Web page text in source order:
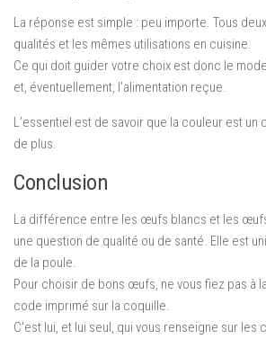
La réponse est simple : peu importe. Tous
qualités et les mêmes utilisations en cuisine.
Ce qui doit guider votre choix est donc le
et, éventuellement, l’alimentation reçue.
L’essentiel est de savoir que la couleur est
de plus.
Conclusion
La différence entre les œufs blancs et les œufs
une question de qualité ou de santé. Elle est
de la poule.
Pour choisir de bons œufs, ne vous fiez pas à
code imprimé sur la coquille.
C’est lui, et lui seul, qui vous renseigne sur les